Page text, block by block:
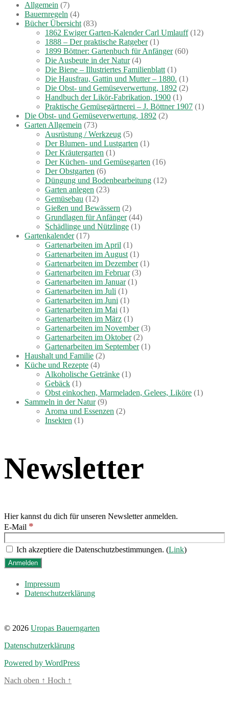
Allgemein (7)
Bauernregeln (4)
Bücher Übersicht (83)
1862 Ewiger Garten-Kalender Carl Umlauff(12)
1888 – Der praktische Ratgeber(1)
1899 Böttner: Gartenbuch für Anfänger(60)
Die Ausbeute in der Natur(4)
Die Biene – Illustriertes Familienblatt (1)
Die Hausfrau, Gattin und Mutter – 1880. (1)
Die Obst- und Gemüseverwertung, 1892 (2)
Handbuch der Likör-Fabrikation, 1900 (1)
Praktische Gemüsegärtnerei – J. Böttner 1907 (1)
Die Obst- und Gemüseverwertung, 1892 (2)
Garten Allgemein (73)
Ausrüstung / Werkzeug (5)
Der Blumen- und Lustgarten (1)
Der Kräutergarten (1)
Der Küchen- und Gemüsegarten (16)
Der Obstgarten (6)
Düngung und Bodenbearbeitung (12)
Garten anlegen (23)
Gemüsebau (12)
Gießen und Bewässern (2)
Grundlagen für Anfänger(44)
Schädlinge und Nützlinge (1)
Gartenkalender(17)
Gartenarbeiten im April (1)
Gartenarbeiten im August (1)
Gartenarbeiten im Dezember(1)
Gartenarbeiten im Februar(3)
Gartenarbeiten im Januar(1)
Gartenarbeiten im Juli (1)
Gartenarbeiten im Juni (1)
Gartenarbeiten im Mai (1)
Gartenarbeiten im März (1)
Gartenarbeiten im November(3)
Gartenarbeiten im Oktober(2)
Gartenarbeiten im September(1)
Haushalt und Familie (2)
Küche und Rezepte (4)
Alkoholische Getränke (1)
Gebäck (1)
Obst einkochen, Marmeladen, Gelees, Liköre (1)
Sammeln in der Natur(9)
Aroma und Essenzen (2)
Insekten (1)
Newsletter
Hier kannst du dich für unseren Newsletter anmelden.
E-Mail *
Ich akzeptiere die Datenschutzbestimmungen. (Link)
Impressum
Datenschutzerklärung
© 2026 Uropas Bauerngarten
Datenschutzerklärung
Powered by WordPress
Nach oben ↑ Hoch ↑